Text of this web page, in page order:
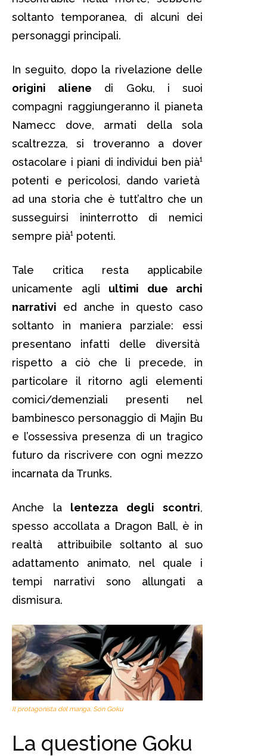
soltanto temporanea, di alcuni dei
personaggi principali.
In seguito, dopo la rivelazione delle
origini aliene di Goku, i suoi
compagni raggiungeranno il pianeta
Namecc dove, armati della sola
scaltrezza, si troveranno a dover
ostacolare i piani di individui ben pià¹
potenti e pericolosi, dando varietà
ad una storia che è tutt’altro che un
susseguirsi ininterrotto di nemici
sempre pià¹ potenti.
Tale critica resta applicabile
unicamente agli ultimi due archi
narrativi ed anche in questo caso
soltanto in maniera parziale: essi
presentano infatti delle diversità
rispetto a ciò che li precede, in
particolare il ritorno agli elementi
comici/demenziali presenti nel
bambinesco personaggio di Majin Bu
e l’ossessiva presenza di un tragico
futuro da riscrivere con ogni mezzo
incarnata da Trunks.
Anche la lentezza degli scontri,
spesso accollata a Dragon Ball, è in
realtà attribuibile soltanto al suo
adattamento animato, nel quale i
tempi narrativi sono allungati a
dismisura.
Il protagonista del manga, Son Goku
La questione Goku